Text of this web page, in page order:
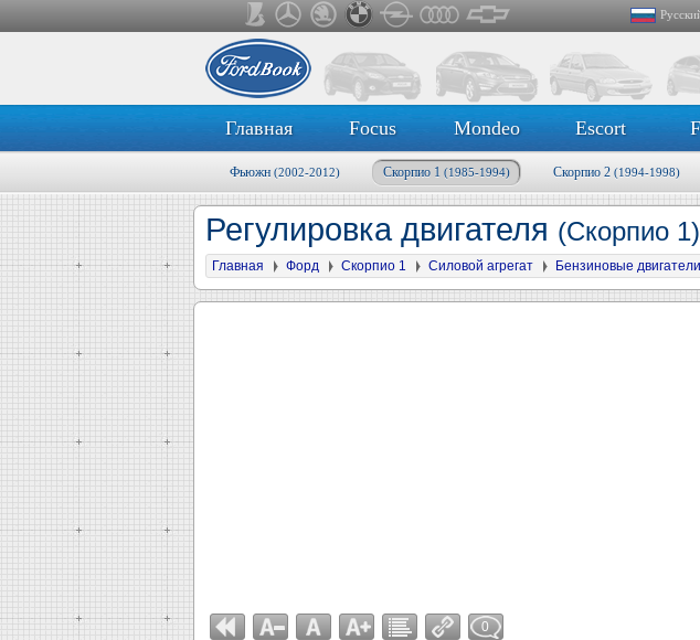
Главная Focus Mondeo Escort
Фьюжн (2002-2012) Скорпио 1 (1985-1994) Скорпио 2 (1994-1998)
Регулировка двигателя (Скорпио 1)
Главная Форд Скорпио 1 Силовой агрегат Бензиновые
0